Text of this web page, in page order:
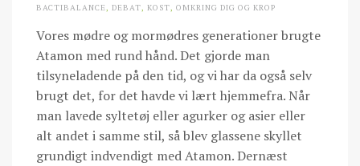
BACTIBALANCE, DEBAT, KOST, OMKRING DIG OG KROP
Vores mødre og mormødres generationer brugte
Atamon med rund hånd. Det gjorde man
tilsyneladende på den tid, og vi har da også selv
brugt det, for det havde vi lært hjemmefra. Når
man lavede syltetøj eller agurker og asier eller
alt andet i samme stil, så blev glassene skyllet
grundigt indvendigt med Atamon. Dernæst